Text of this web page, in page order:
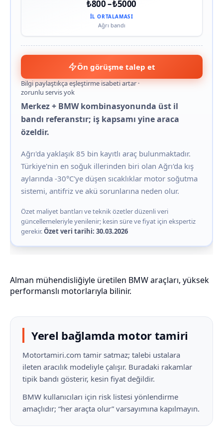
₺800 – ₺5000
İL ORTALAMASI
Ağrı bandı
Ön görüşme talep et
Bilgi paylaştıkça eşleştirme isabeti artar ·
zorunlu servis yok
Merkez + BMW kombinasyonunda üst il
bandı referanstır; iş kapsamı yine araca
özeldir.
Ağrı'da yaklaşık 85 bin kayıtlı araç bulunmaktadır.
Türkiye'nin en soğuk illerinden biri olan Ağrı'da kış
aylarında -30°C'ye düşen sıcaklıklar motor soğutma
sistemi, antifriz ve akü sorunlarına neden olur.
Özet maliyet bantları ve teknik özetler düzenli veri
güncellemeleriyle yenilenir; kesin süre ve fiyat için ekspertiz
gerekir.Özet veri tarihi: 30.03.2026
Alman mühendisliğiyle üretilen BMW araçları, yüksek
performanslı motorlarıyla bilinir.
Yerel bağlamda motor tamiri
Motortamiri.com tamir satmaz; talebi ustalara
ileten aracılık modeliyle çalışır. Buradaki rakamlar
tipik bandı gösterir, kesin fiyat değildir.
BMW kullanıcıları için risk listesi yönlendirme
amaçlıdır; “her araçta olur” varsayımına kapılmayın.